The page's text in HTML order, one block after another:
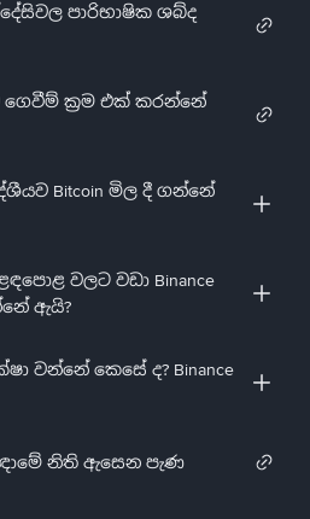
පාරිභාෂික ශබ්ද
ගෙවීම් ක්‍රම එක් කරන්නේ
Bitcoin මිල දී ගන්නේ
වලට වඩා Binance
ඇයි?
වන්නේ කෙසේ ද? Binance
නිති ඇසෙන පැණ